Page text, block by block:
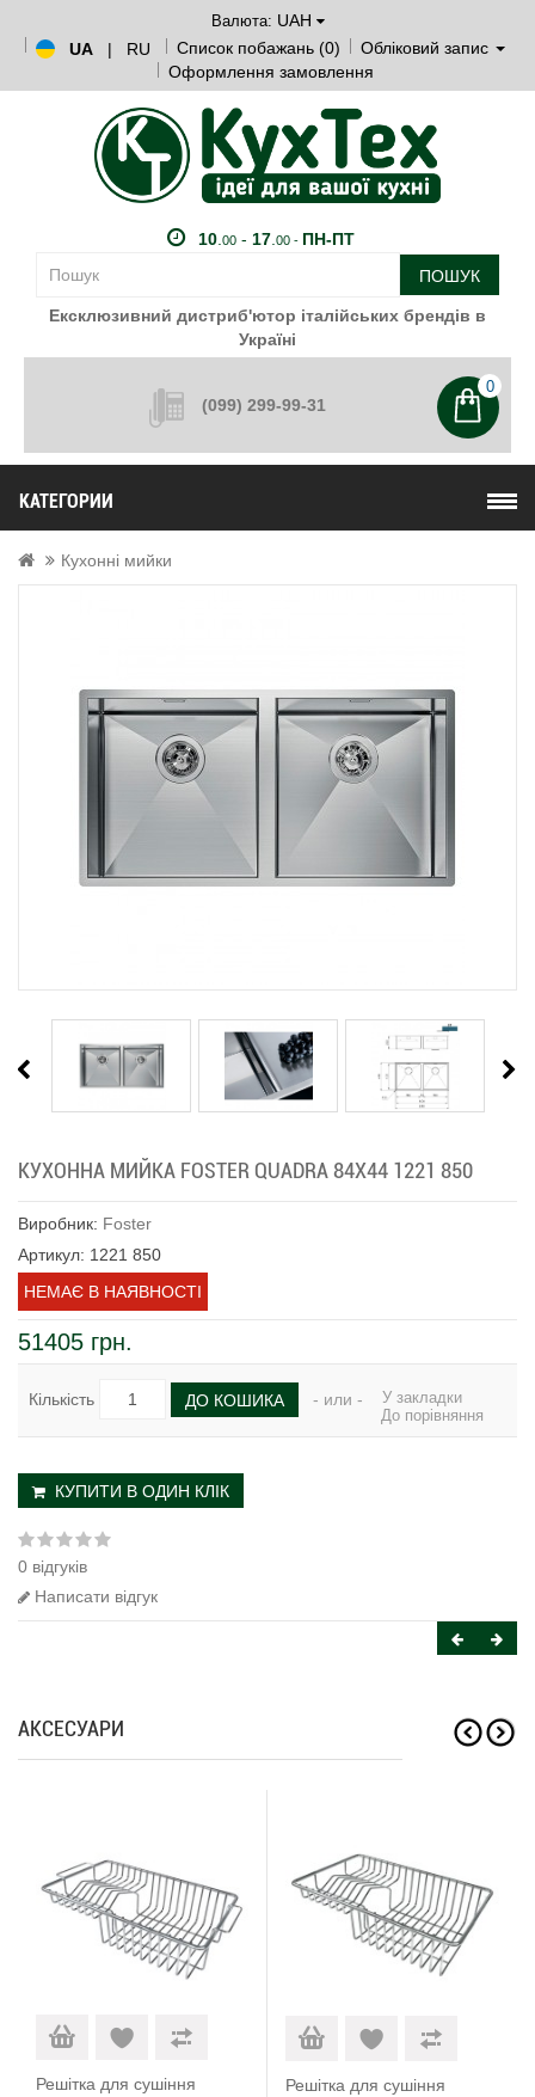
Валюта: UAH
UA
| RU Список побажань (0)
Обліковий запис
Оформлення замовлення
10. 00- 17. 00 - ПН-ПТ
ПОШУК
Ексклюзивний дистриб'ютор італійських брендів в
Україні
(099) 299-99-31
0
КАТЕГОРИИ
Кухонні мийки
КУХОННА МИЙКА FOSTER QUADRA 84X44 1221 850
Виробник: Foster
Артикул: 1221 850
НЕМАЄ В НАЯВНОСТІ
51405 грн.
Кількість ДО КОШИКА - или -
У закладки
До порівняння
КУПИТИ В ОДИН КЛІК
0 відгуків
Написати відгук
АКСЕСУАРИ
Решітка для сушіння
Решітка для сушіння